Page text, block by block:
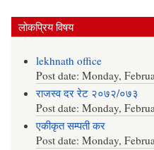
लोकप्रिय विषय
lekhnath office
Post date:Monday,
राजस्व दर रेट २०७२/०७३
Post date:Monday,
एकीकृत सम्पती कर
Post date:Monday,